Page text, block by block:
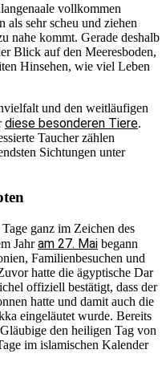
vollkommen
als sehr scheu und ziehen
nahe kommt. Gerade deshalb
Blick auf den Meeresboden,
Hinsehen, wie viel Leben
und den weitläufigen
diese besonderen Tiere.
Taucher zählen
Sichtungen unter
ganz im Zeichen des
Jahram 27. Mai begann
Familienbesuchen und
hatte die ägyptische Dar
offiziell bestätigt, dass der
hatte und damit auch die
eingeläutet wurde. Bereits
den heiligen Tag von
im islamischen Kalender